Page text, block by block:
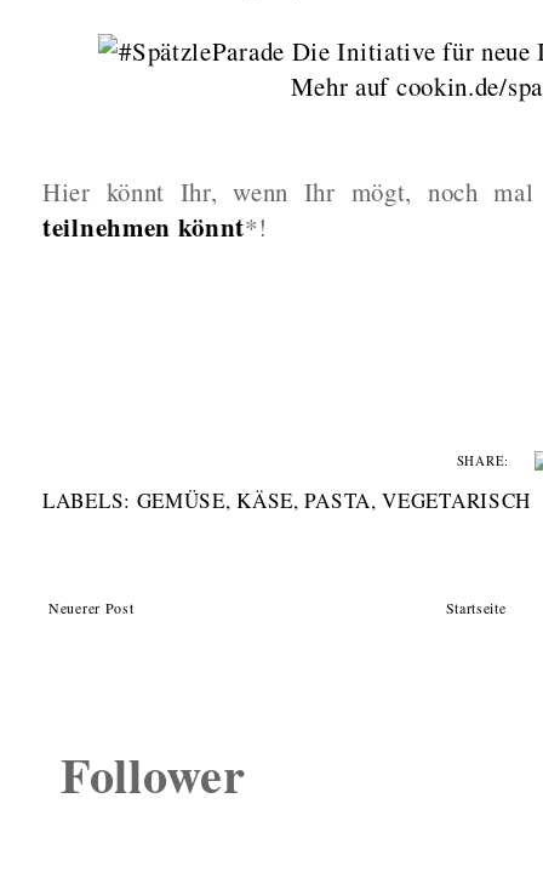
Hier könnt Ihr, wenn Ihr mögt, noch mal
teilnehmen könnt*!
SHARE:
LABELS: GEMÜSE,KÄSE,PASTA,VEGETARISCH
Neuerer Post Startseite
Follower